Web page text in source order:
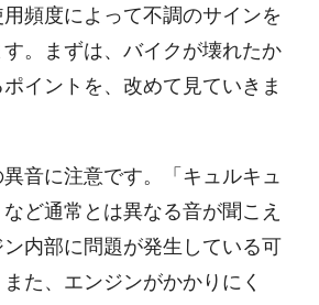
頻度によって不調のサインを
。まずは、バイクが壊れたか
イントを、改めて見ていきま
音に注意です。「キュルキュ
ど通常とは異なる音が聞こえ
内部に問題が発生している可
た、エンジンがかかりにく